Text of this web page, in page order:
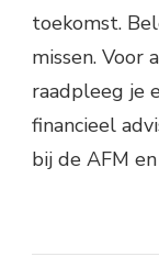
toekomst.
missen. Voor
raadpleeg je
financieel
bij de AFM